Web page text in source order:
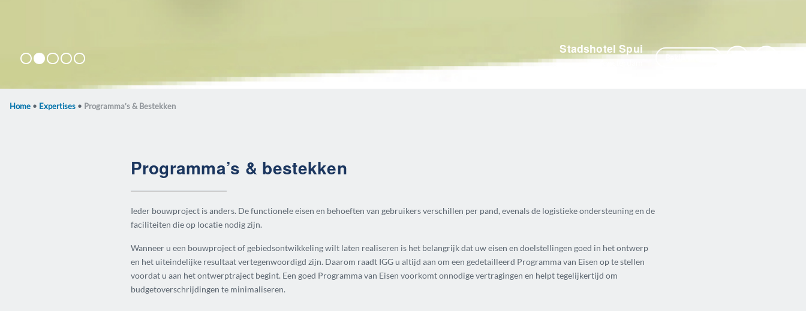
Vorige
Stadshotel Spui
Stadshotel Spui
Luchthaven Schiphol
Flora Holland
Ziekenhuis Leyenburg
AZ stadion
Home • Expertises • Programma’s & Bestekken
Programma’s & bestekken
Ieder bouwproject is anders. De functionele eisen en behoeften van gebruikers verschillen per pand, evenals de logistieke ondersteuning en de
faciliteiten die op locatie nodig zijn.
Wanneer u een bouwproject of gebiedsontwikkeling wilt laten realiseren is het belangrijk dat uw eisen en doelstellingen goed in het ontwerp
en het uiteindelijke resultaat vertegenwoordigd zijn. Daarom raadt IGG u altijd aan om een gedetailleerd Programma van Eisen op te stellen
voordat u aan het ontwerptraject begint. Een goed Programma van Eisen voorkomt onnodige vertragingen en helpt tegelijkertijd om
budgetoverschrijdingen te minimaliseren.